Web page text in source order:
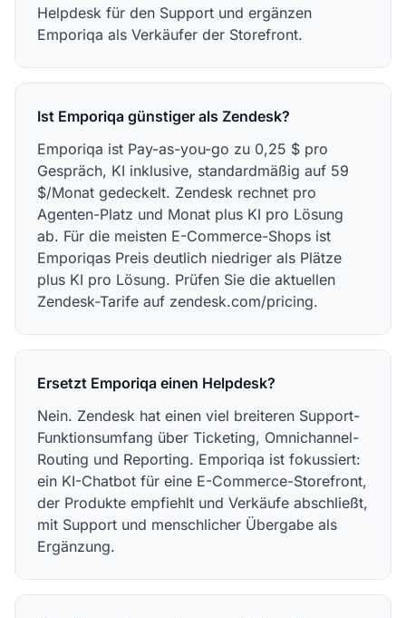
Helpdesk für den Support und ergänzen
Emporiqa als Verkäufer der Storefront.
Ist Emporiqa günstiger als Zendesk?
Emporiqa ist Pay-as-you-go zu 0,25 $ pro
Gespräch, KI inklusive, standardmäßig auf 59
$/Monat gedeckelt. Zendesk rechnet pro
Agenten-Platz und Monat plus KI pro Lösung
ab. Für die meisten E-Commerce-Shops ist
Emporiqas Preis deutlich niedriger als Plätze
plus KI pro Lösung. Prüfen Sie die aktuellen
Zendesk-Tarife auf zendesk.com/pricing.
Ersetzt Emporiqa einen Helpdesk?
Nein. Zendesk hat einen viel breiteren Support-
Funktionsumfang über Ticketing, Omnichannel-
Routing und Reporting. Emporiqa ist fokussiert:
ein KI-Chatbot für eine E-Commerce-Storefront,
der Produkte empfiehlt und Verkäufe abschließt,
mit Support und menschlicher Übergabe als
Ergänzung.